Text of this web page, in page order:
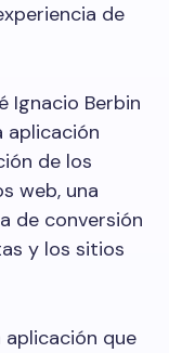
de
Ignacio Berbin
aplicación
de los
web, una
de conversión
y los sitios
aplicación que